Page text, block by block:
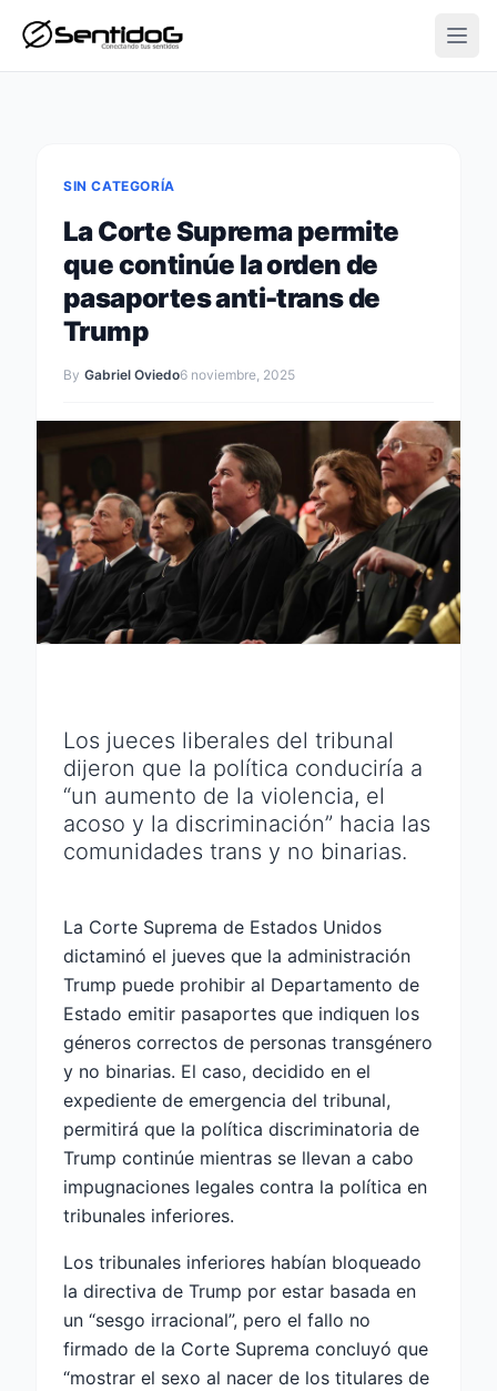
SIN CATEGORÍA
La Corte Suprema permite
que continúe la orden de
pasaportes anti-trans de
Trump
By Gabriel Oviedo6 noviembre, 2025
Los jueces liberales del tribunal
dijeron que la política conduciría a
“un aumento de la violencia, el
acoso y la discriminación” hacia las
comunidades trans y no binarias.
La Corte Suprema de Estados Unidos
dictaminó el jueves que la administración
Trump puede prohibir al Departamento de
Estado emitir pasaportes que indiquen los
géneros correctos de personas transgénero
y no binarias. El caso, decidido en el
expediente de emergencia del tribunal,
permitirá que la política discriminatoria de
Trump continúe mientras se llevan a cabo
impugnaciones legales contra la política en
tribunales inferiores.
Los tribunales inferiores habían bloqueado
la directiva de Trump por estar basada en
un “sesgo irracional”, pero el fallo no
firmado de la Corte Suprema concluyó que
“mostrar el sexo al nacer de los titulares de